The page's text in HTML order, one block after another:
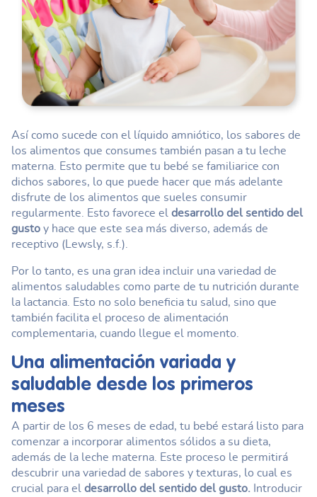
Así como sucede con el líquido amniótico, los sabores de
los alimentos que consumes también pasan a tu leche
materna. Esto permite que tu bebé se familiarice con
dichos sabores, lo que puede hacer que más adelante
disfrute de los alimentos que sueles consumir
regularmente. Esto favorece el desarrollo del sentido del
gusto y hace que este sea más diverso, además de
receptivo (Lewsly, s.f.).
Por lo tanto, es una gran idea incluir una variedad de
alimentos saludables como parte de tu nutrición durante
la lactancia. Esto no solo beneficia tu salud, sino que
también facilita el proceso de alimentación
complementaria, cuando llegue el momento.
Una alimentación variada y
saludable desde los primeros
meses
A partir de los 6 meses de edad, tu bebé estará listo para
comenzar a incorporar alimentos sólidos a su dieta,
además de la leche materna. Este proceso le permitirá
descubrir una variedad de sabores y texturas, lo cual es
crucial para el desarrollo del sentido del gusto. Introducir